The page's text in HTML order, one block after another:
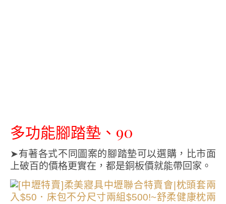
多功能腳踏墊、90
➤有著各式不同圖案的腳踏墊可以選購，比市面
上破百的價格更實在，都是銅板價就能帶回家。